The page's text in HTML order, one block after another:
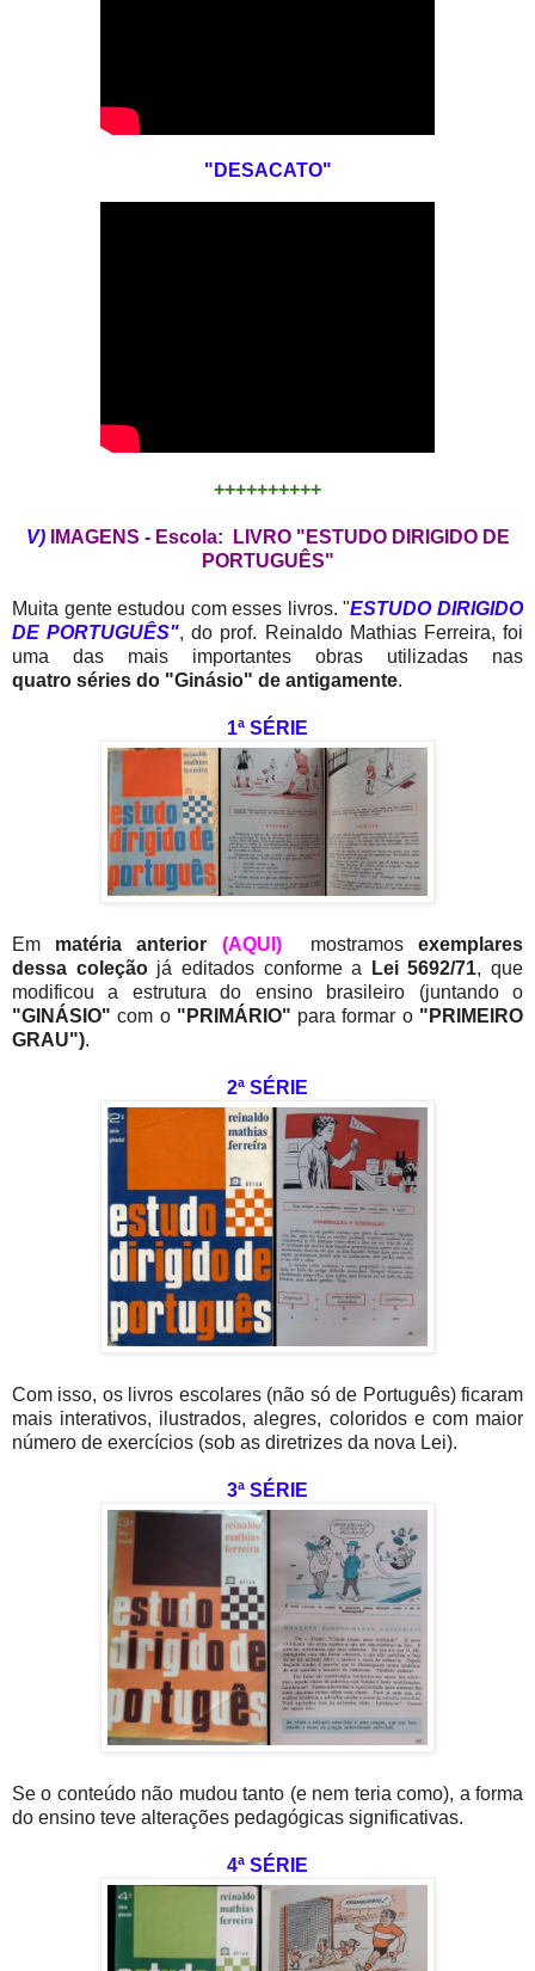
"DESACATO"
++++++++++
V)
IMAGENS - Escola: LIVRO "ESTUDO DIRIGIDO DE
PORTUGUÊS"
Muita gente estudou com esses livros. "ESTUDO DIRIGIDO
DE PORTUGUÊS", do prof. Reinaldo Mathias Ferreira, foi
uma das mais importantes obras utilizadas nas
quatro séries do "Ginásio" de antigamente.
1ª SÉRIE
Em matéria anterior (AQUI)mostramosexemplares
dessa coleçãojá editados conforme a Lei 5692/71, que
modificou a estrutura do ensino brasileiro (juntando o
"GINÁSIO" com o "PRIMÁRIO" para formar o "PRIMEIRO
GRAU").
2ª SÉRIE
Com isso, os livros escolares (não só de Português) ficaram
mais interativos, ilustrados, alegres, coloridos e com maior
número de exercícios (sob as diretrizes da nova Lei).
3ª SÉRIE
Se o conteúdo não mudou tanto (e nem teria como), a forma
do ensino teve alterações pedagógicas significativas.
4ª SÉRIE